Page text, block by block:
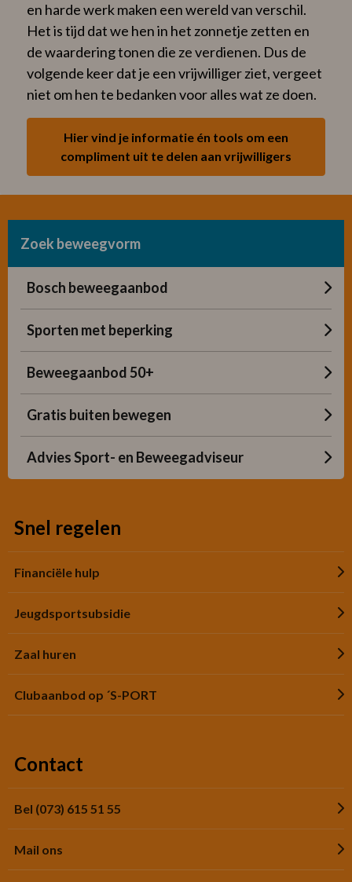
en harde werk maken een wereld van verschil.
Het is tijd dat we hen in het zonnetje zetten en
de waardering tonen die ze verdienen. Dus de
volgende keer dat je een vrijwilliger ziet, vergeet
niet om hen te bedanken voor alles wat ze doen.
Hier vind je informatie én tools om een
compliment uit te delen aan vrijwilligers
Zoek beweegvorm
Bosch beweegaanbod
Sporten met beperking
Beweegaanbod 50+
Gratis buiten bewegen
Advies Sport- en Beweegadviseur
Snel regelen
Financiële hulp
Jeugdsportsubsidie
Zaal huren
Clubaanbod op ´S-PORT
Contact
Bel (073) 615 51 55
Mail ons